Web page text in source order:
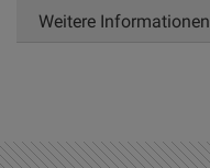
Weitere Informationen